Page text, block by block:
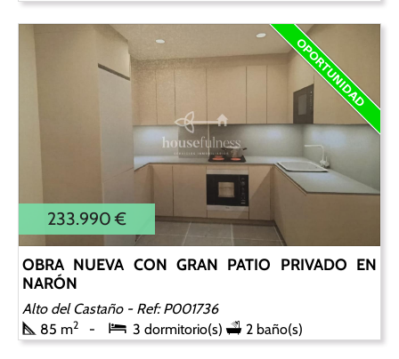
233.990 €
OBRA NUEVA CON GRAN PATIO PRIVADO EN
NARÓN
Alto del Castaño - Ref: P001736
85 m2 3 dormitorio(s) 2 baño(s)